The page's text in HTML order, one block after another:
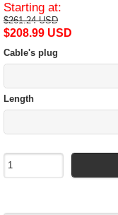
Starting at:
$261.24 USD
$208.99 USD
Cable's plug
Length